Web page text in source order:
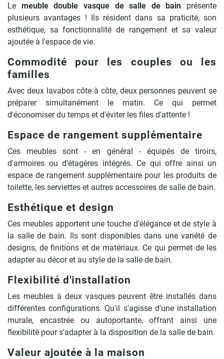
Le meuble double vasque de salle de bain présente
plusieurs avantages ! Ils résident dans sa praticité, son
esthétique, sa fonctionnalité de rangement et sa valeur
ajoutée à l'espace de vie.
Commodité pour les couples ou les
familles
Avec deux lavabos côte à côte, deux personnes peuvent se
préparer simultanément le matin. Ce qui permet
d'économiser du temps et d'éviter les files d'attente !
Espace de rangement supplémentaire
Ces meubles sont - en général - équipés de tiroirs,
d'armoires ou d'étagères intégrés. Ce qui offre ainsi un
espace de rangement supplémentaire pour les produits de
toilette, les serviettes et autres accessoires de salle de bain.
Esthétique et design
Ces meubles apportent une touche d'élégance et de style à
la salle de bain. Ils sont disponibles dans une variété de
designs, de finitions et de matériaux. Ce qui permet de les
adapter au décor et au style de la salle de bain.
Flexibilité d'installation
Les meubles à deux vasques peuvent être installés dans
différentes configurations. Qu'il s'agisse d'une installation
murale, encastrée ou autoportante, offrant ainsi une
flexibilité pour s'adapter à la disposition de la salle de bain.
Valeur ajoutée à la maison